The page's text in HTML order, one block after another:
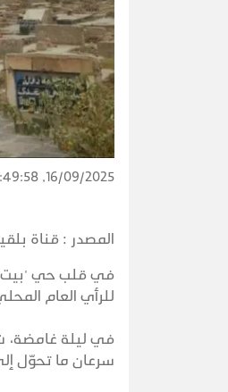
16/09/2025, 10:49:58
المصدر : قناة
في قلب حي 'بيت
للرأي العام
في ليلة غامضة،
سرعان ما تحوّل